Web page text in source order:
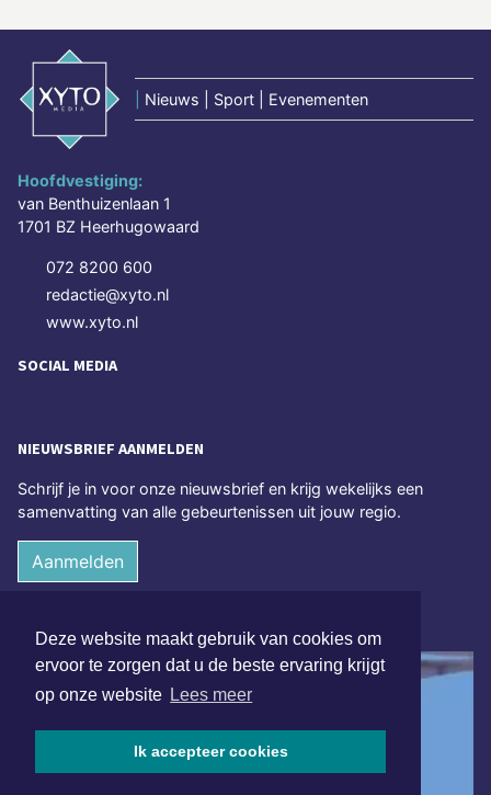
Deze website maakt gebruik van cookies om
ervoor te zorgen dat u de beste ervaring krijgt
op onze website Lees meer
Ik accepteer cookies
Nieuws | Sport | Evenementen
Hoofdvestiging:
van Benthuizenlaan 1
1701 BZ Heerhugowaard
072 8200 600
redactie@xyto.nl
www.xyto.nl
SOCIAL MEDIA
NIEUWSBRIEF AANMELDEN
Schrijf je in voor onze nieuwsbrief en krijg wekelijks een
samenvatting van alle gebeurtenissen uit jouw regio.
Aanmelden